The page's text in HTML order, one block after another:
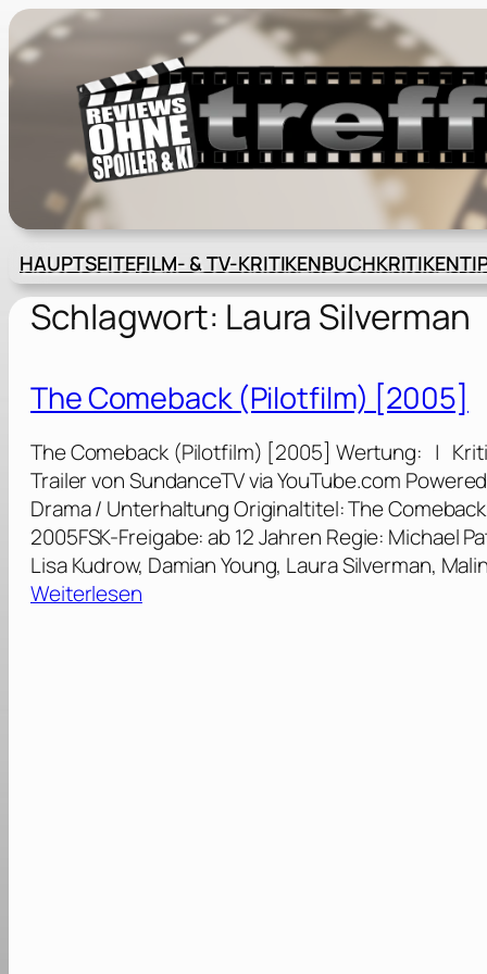
Zum
Inhalt
springen
HAUPTSEITEFILM- & TV-KRITIKENBUCHKRITIKEN
Schlagwort: Laura Silverman
The Comeback (Pilotfilm) [2005]
The Comeback (Pilotfilm) [2005] Wertung: |
Trailer von SundanceTV via YouTube.com
Drama / Unterhaltung Originaltitel: The
2005FSK-Freigabe: ab 12 Jahren Regie: Michael
Lisa Kudrow, Damian Young, Laura Silverman,
Weiterlesen: